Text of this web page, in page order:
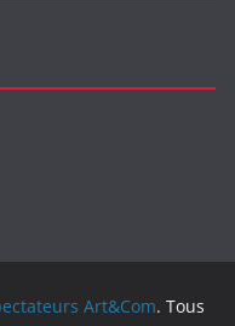
Art&Com. Tous